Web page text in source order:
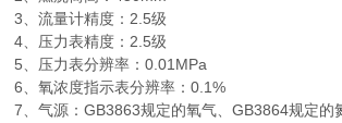
3、流量计精度：2.5级
4、压力表精度：2.5级
5、压力表分辨率：0.01MPa
6、氧浓度指示表分辨率：0.1%
7、气源：GB3863规定的氧气、GB3864规定的